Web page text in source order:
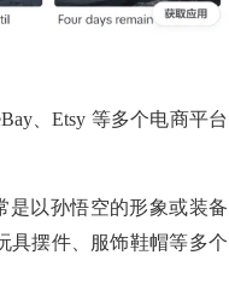
、Etsy 等多个电商平台
是以孙悟空的形象或装备
具摆件、服饰鞋帽等多个